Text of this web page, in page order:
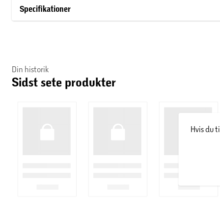
Beauty, pure and simple. OGX elsker at skille sig ud – det
end det er glat eller krøllet.
Specifikationer
Din historik
Sidst sete produkter
Hvis du